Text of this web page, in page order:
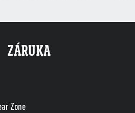
ZÁRUKA
Zone